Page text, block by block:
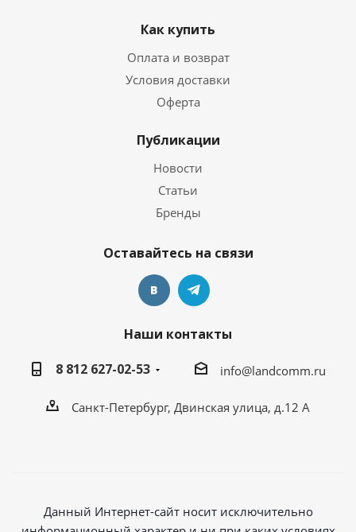
Как купить
Оплата и возврат
Условия доставки
Оферта
Публикации
Новости
Статьи
Бренды
Оставайтесь на связи
Наши контакты
8 812 627-02-53
info@landcomm.ru
Санкт-Петербург, Двинская улица, д.12 А
Данный Интернет-сайт носит исключительно